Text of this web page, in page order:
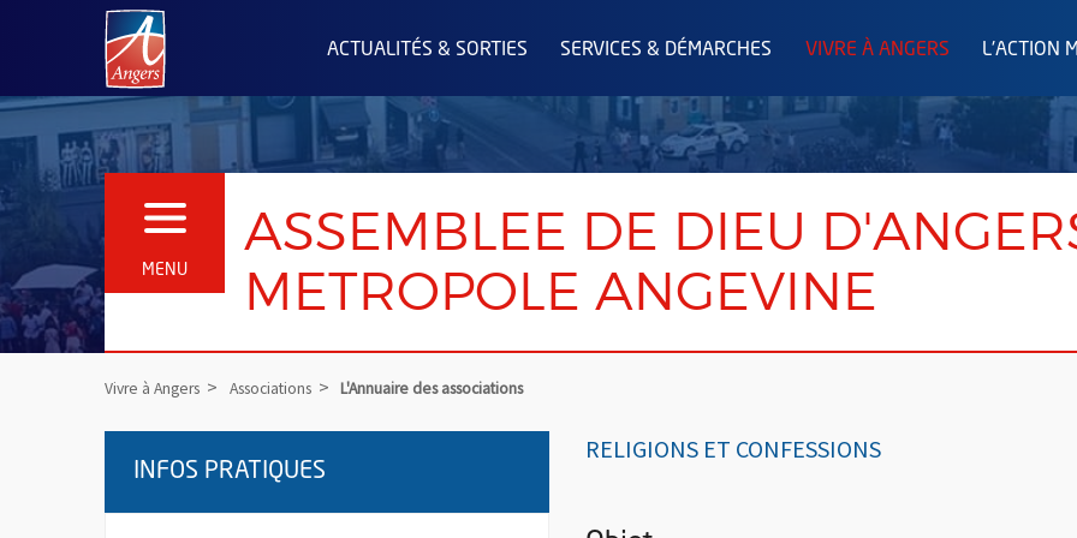
Angers.fr : Retour à l'accueil
ACTUALITÉS & SORTIES SERVICES & DÉMARCHES VIVRE À ANGERS L'ACTION
MENU
OUVRIR LE MENU
ASSEMBLEE DE DIEU
METROPOLE ANGEVINE
Vivre à Angers Associations L'Annuaire des associations
RELIGIONS ET CONFESSIONS
INFOS PRATIQUES